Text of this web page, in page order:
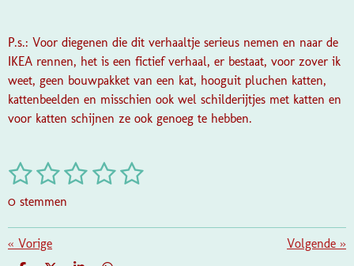
P.s.: Voor diegenen die dit verhaaltje serieus nemen en naar de
IKEA rennen, het is een fictief verhaal, er bestaat, voor zover ik
weet, geen bouwpakket van een kat, hooguit pluchen katten,
kattenbeelden en misschien ook wel schilderijtjes met katten en
voor katten schijnen ze ook genoeg te hebben.
R
t
i
n
1
s
t
e
2
s
t
e
3
s
t
4
t
5
t
S
m
0 stemmen
« Vorige Volgende »